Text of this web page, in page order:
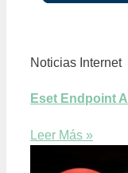
Noticias Internet
Eset Endpoint
Leer Más »